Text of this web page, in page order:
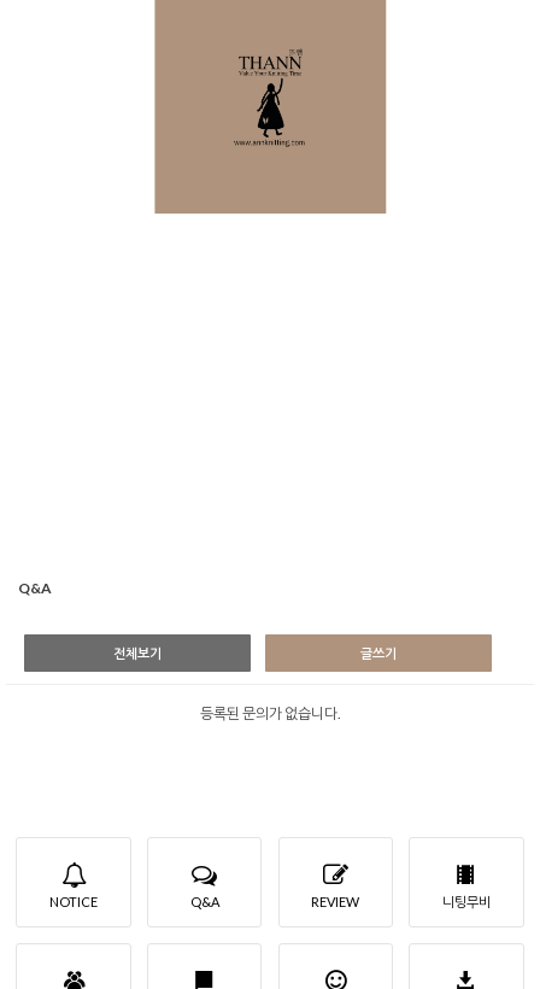
Q&A
전체보기 글쓰기
등록된 문의가 없습니다.
NOTICE Q&A REVIEW 니팅무비